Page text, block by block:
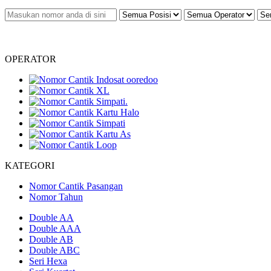
OPERATOR
KATEGORI
Nomor Cantik Pasangan
Nomor Tahun
Double AA
Double AAA
Double AB
Double ABC
Seri Hexa